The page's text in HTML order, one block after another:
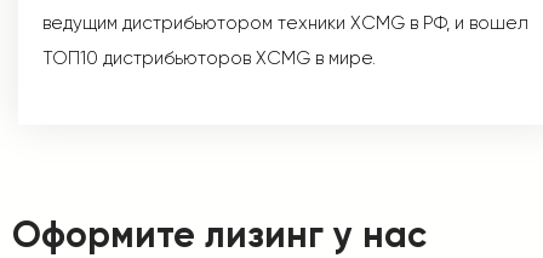
ведущим дистрибьютором техники XCMG в РФ, и вошел
ТОП10 дистрибьюторов XCMG в мире.
Оформите лизинг у нас